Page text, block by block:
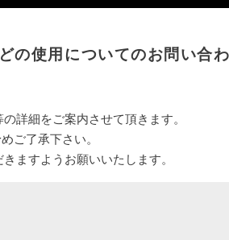
の使用についてのお問い合
詳細をご案内させて頂きます。
ご了承下さい。
ますようお願いいたします。